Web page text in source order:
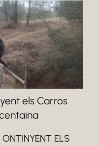
els Carros
ELS